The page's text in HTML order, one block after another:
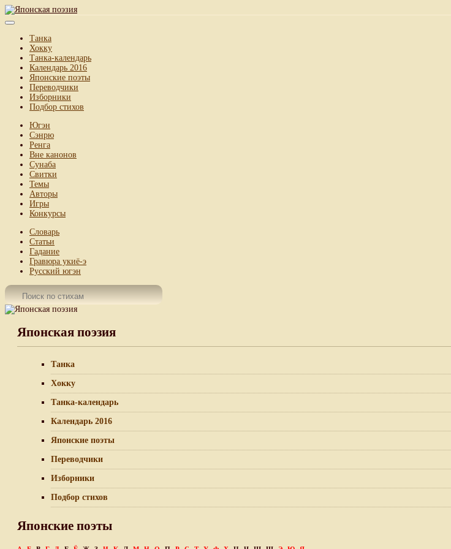
Танка
Хокку
Танка-календарь
Календарь 2016
Японские поэты
Переводчики
Изборники
Подбор стихов
Югэн
Сэнрю
Ренга
Вне канонов
Сунаба
Свитки
Темы
Авторы
Игры
Конкурсы
Словарь
Статьи
Гадание
Гравюра укиё-э
Русский югэн
Японская поэзия
Танка
Хокку
Танка-календарь
Календарь 2016
Японские поэты
Переводчики
Изборники
Подбор стихов
Японские поэты